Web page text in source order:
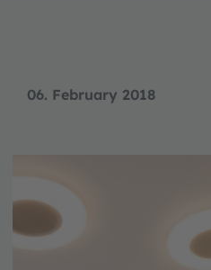
06. February 2018